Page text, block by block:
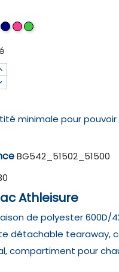
FrenchFuchsia
Lime
minimale pour
BG542_51502_51500
Athleisure
de polyester 600D/
détachable tearaway,
compartiment pour